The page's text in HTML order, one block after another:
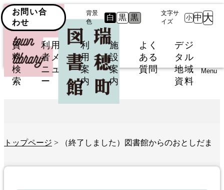
お問い合
わせ
背景
色
白 黒 黒
文字サ
イズ
小 中 大
資
料
検
索
利用
者メ
ニュ
ー
利
用
案
内
施
設
案
内
よく
ある
質問
デジ
タル
地域
資料
Menu
トップページ > （終了しました）図書館からのおとしだま